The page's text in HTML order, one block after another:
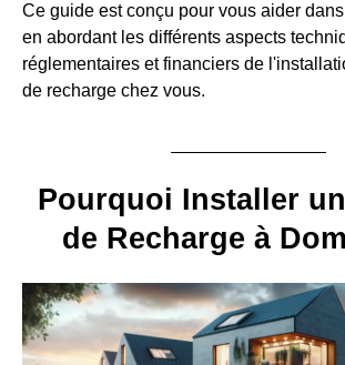
Ce guide est conçu pour vous aider
en abordant les différents aspects
réglementaires et financiers de
de recharge chez vous.
Pourquoi Installer
de Recharge à